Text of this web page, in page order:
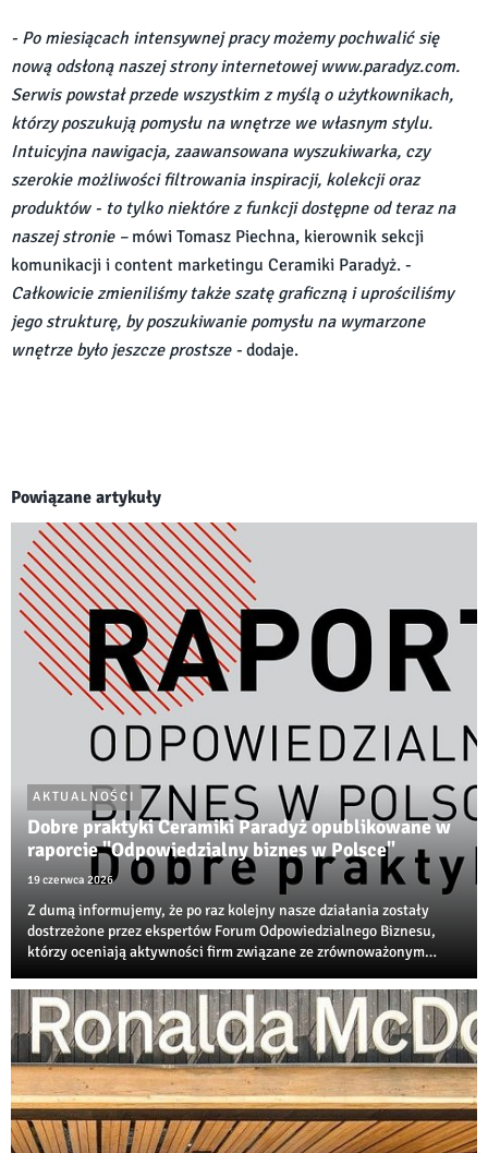
- Po miesiącach intensywnej pracy możemy pochwalić się
nową odsłoną naszej strony internetowej www.paradyz.com.
Serwis powstał przede wszystkim z myślą o użytkownikach,
którzy poszukują pomysłu na wnętrze we własnym stylu.
Intuicyjna nawigacja, zaawansowana wyszukiwarka, czy
szerokie możliwości filtrowania inspiracji, kolekcji oraz
produktów - to tylko niektóre z funkcji dostępne od teraz na
naszej stronie –mówi Tomasz Piechna, kierownik sekcji
komunikacji i content marketingu Ceramiki Paradyż. -
Całkowicie zmieniliśmy także szatę graficzną i uprościliśmy
jego strukturę, by poszukiwanie pomysłu na wymarzone
wnętrze było jeszcze prostsze - dodaje.
Powiązane artykuły
AKTUALNOŚCI
Dobre praktyki Ceramiki Paradyż opublikowane w
raporcie "Odpowiedzialny biznes w Polsce"
19 czerwca 2026
Z dumą informujemy, że po raz kolejny nasze działania zostały
dostrzeżone przez ekspertów Forum Odpowiedzialnego Biznesu,
którzy oceniają aktywności firm związane ze zrównoważonym
odpowiedzialnością biznesu.